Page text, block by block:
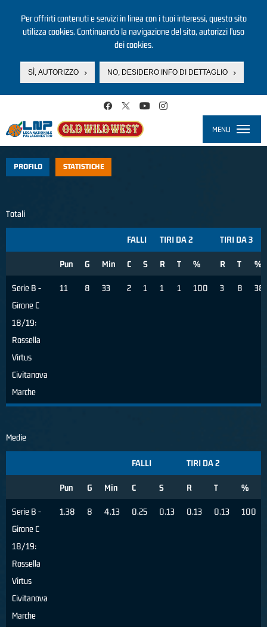
Per offrirti contenuti e servizi in linea con i tuoi interessi, questo sito
utilizza cookies. Continuando la navigazione del sito, autorizzi l’uso
dei cookies.
SÌ, AUTORIZZO NO, DESIDERO INFO DI DETTAGLIO
MENU
PROFILO STATISTICHE
Totali
FALLI TIRI DA 2 TIRI DA 3
Pun G Min C S R T % R T %
Serie B -
Girone C
18/19:
Rossella
Virtus
Civitanova
Marche
11 8 33 2 1 1 1 100 3 8 38
Medie
FALLI TIRI DA 2
Pun G Min C S R T %
Serie B -
Girone C
18/19:
Rossella
Virtus
Civitanova
Marche
1.38 8 4.13 0.25 0.13 0.13 0.13 100